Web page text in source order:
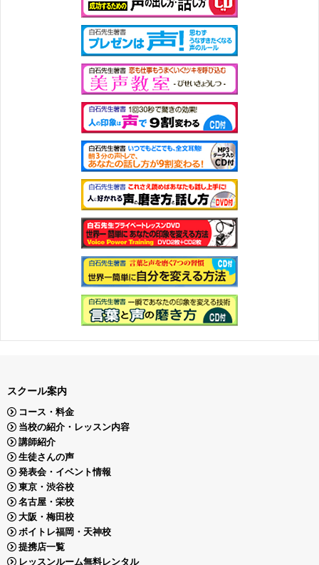
スクール案内
コース・料金
当校の紹介・レッスン内容
講師紹介
生徒さんの声
発表会・イベント情報
東京・渋谷校
名古屋・栄校
大阪・梅田校
ボイトレ福岡・天神校
提携店一覧
レッスンルーム無料レンタル